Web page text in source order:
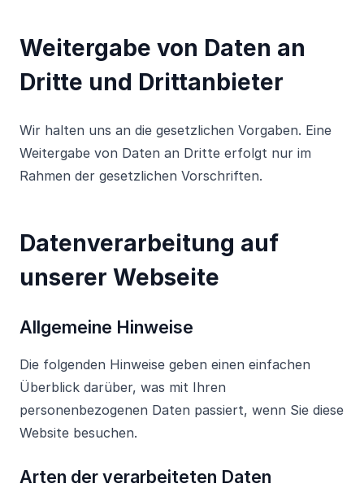
Weitergabe von Daten an
Dritte und Drittanbieter
Wir halten uns an die gesetzlichen Vorgaben. Eine
Weitergabe von Daten an Dritte erfolgt nur im
Rahmen der gesetzlichen Vorschriften.
Datenverarbeitung auf
unserer Webseite
Allgemeine Hinweise
Die folgenden Hinweise geben einen einfachen
Überblick darüber, was mit Ihren
personenbezogenen Daten passiert, wenn Sie diese
Website besuchen.
Arten der verarbeiteten Daten